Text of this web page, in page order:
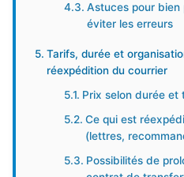
Astuces pour
éviter les erreurs
Tarifs, durée et
réexpédition du courrier
Prix selon durée
Ce qui est
(lettres,
Possibilités de